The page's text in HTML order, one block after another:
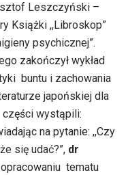
Leszczyński –
Książki ,,Libroskop”
psychicznej”.
zakończył wykład
buntu i zachowania
japońskiej dla
wystąpili:
na pytanie: ,,Czy
się udać?”, dr
tematu